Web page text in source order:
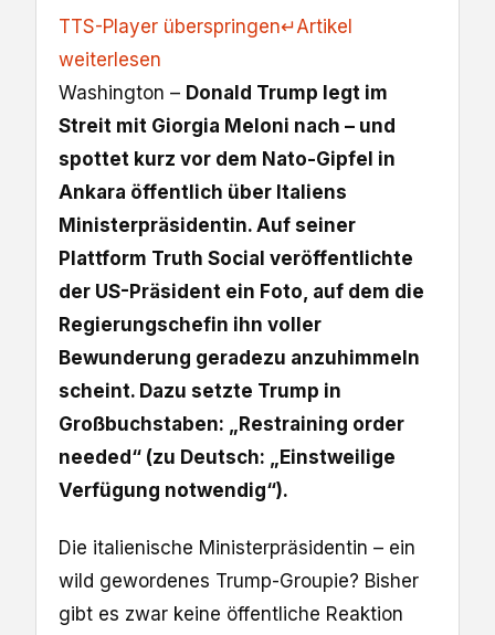
TTS-Player überspringen↵Artikel
weiterlesen
Washington – Donald Trump legt im
Streit mit Giorgia Meloni nach – und
spottet kurz vor dem Nato-Gipfel in
Ankara öffentlich über Italiens
Ministerpräsidentin. Auf seiner
Plattform Truth Social veröffentlichte
der US-Präsident ein Foto, auf dem die
Regierungschefin ihn voller
Bewunderung geradezu anzuhimmeln
scheint. Dazu setzte Trump in
Großbuchstaben: „Restraining order
needed“ (zu Deutsch: „Einstweilige
Verfügung notwendig“).
Die italienische Ministerpräsidentin – ein
wild gewordenes Trump-Groupie? Bisher
gibt es zwar keine öffentliche Reaktion